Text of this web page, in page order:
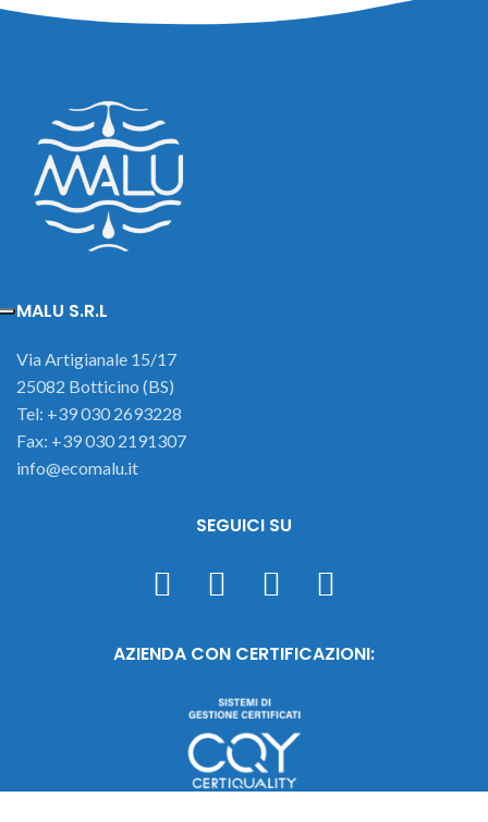
MALU S.R.L
Via Artigianale 15/17
25082 Botticino (BS)
Tel: +39 030 2693228
Fax: +39 030 2191307
info@ecomalu.it
SEGUICI SU
AZIENDA CON CERTIFICAZIONI: